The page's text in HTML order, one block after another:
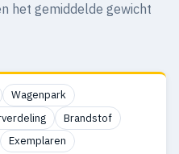
het gemiddelde gewicht
Wagenpark
Brandstof
Exemplaren